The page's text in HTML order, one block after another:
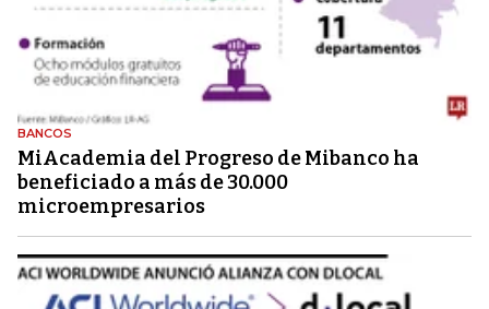
BANCOS
MiAcademia del Progreso de Mibanco ha
beneficiado a más de 30.000
microempresarios